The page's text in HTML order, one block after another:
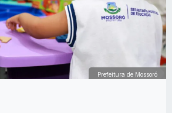
Prefeitura de Mossoró